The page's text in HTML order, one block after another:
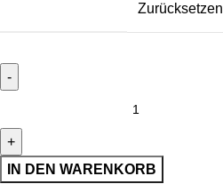
Zurücksetzen
IN DEN WARENKORB